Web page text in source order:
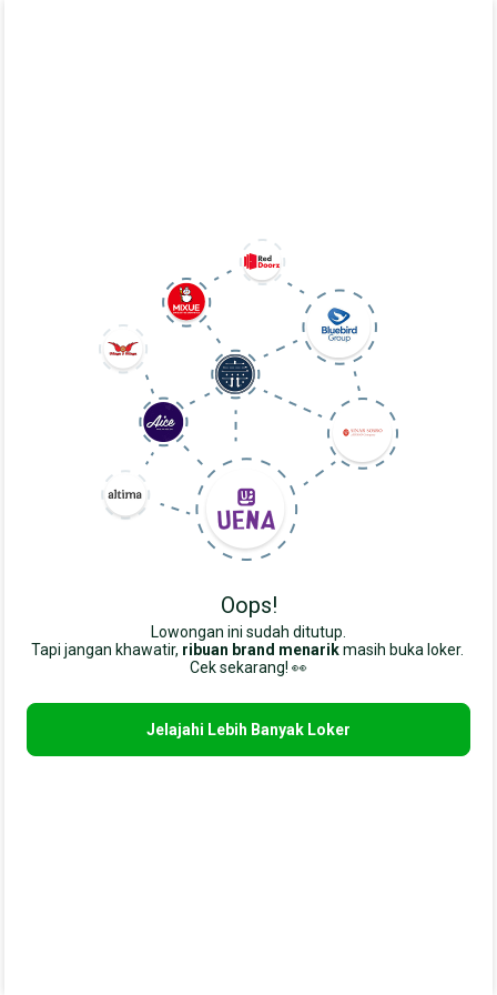
Oops!
Lowongan ini sudah ditutup.
Tapi jangan khawatir, ribuan brand menarik masih buka loker.
Cek sekarang! 👀
Jelajahi Lebih Banyak Loker